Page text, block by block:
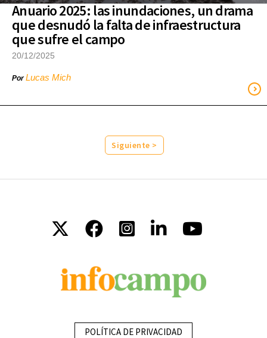
Anuario 2025: las inundaciones, un drama
que desnudó la falta de infraestructura
que sufre el campo
20/12/2025
PorLucas Mich
Siguiente >
POLÍTICA DE PRIVACIDAD